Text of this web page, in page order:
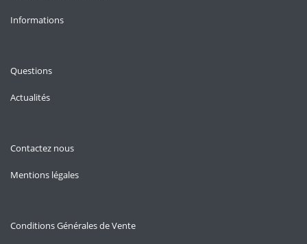
Informations
Questions
Actualités
Contactez nous
Mentions légales
Conditions Générales de Vente